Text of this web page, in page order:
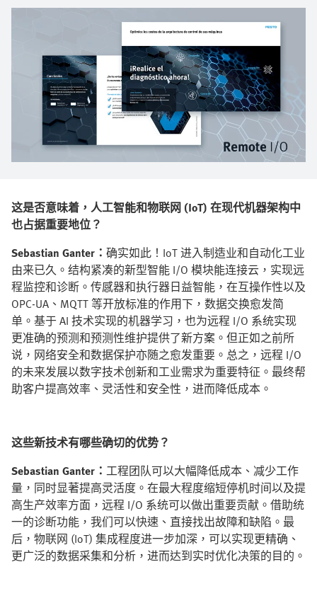
这是否意味着，人工智能和物联网 (IoT) 在现代机器架构中
也占据重要地位？
Sebastian Ganter： 确实如此！IoT 进入制造业和自动化工业
由来已久。结构紧凑的新型智能 I/O 模块能连接云，实现远
程监控和诊断。传感器和执行器日益智能，在互操作性以及
OPC-UA、MQTT 等开放标准的作用下，数据交换愈发简
单。基于 AI 技术实现的机器学习，也为远程 I/O 系统实现
更准确的预测和预测性维护提供了新方案。但正如之前所
说，网络安全和数据保护亦随之愈发重要。总之，远程 I/O
的未来发展以数字技术创新和工业需求为重要特征。最终帮
助客户提高效率、灵活性和安全性，进而降低成本。
这些新技术有哪些确切的优势？
Sebastian Ganter： 工程团队可以大幅降低成本、减少工作
量，同时显著提高灵活度。在最大程度缩短停机时间以及提
高生产效率方面，远程 I/O 系统可以做出重要贡献。借助统
一的诊断功能，我们可以快速、直接找出故障和缺陷。最
后，物联网 (IoT) 集成程度进一步加深，可以实现更精确、
更广泛的数据采集和分析，进而达到实时优化决策的目的。